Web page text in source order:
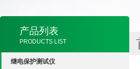
产品列表
PRODUCTS LIST
继电保护测试仪